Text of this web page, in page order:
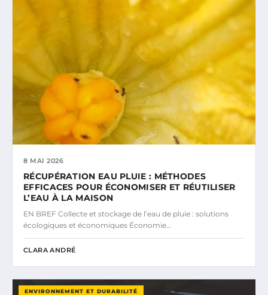
8 MAI 2026
RÉCUPÉRATION EAU PLUIE : MÉTHODES
EFFICACES POUR ÉCONOMISER ET RÉUTILISER
L’EAU À LA MAISON
EN BREF Collecte et stockage de l’eau de pluie : solutions
écologiques et économiques Économie…
CLARA ANDRÉ
ENVIRONNEMENT ET DURABILITÉ